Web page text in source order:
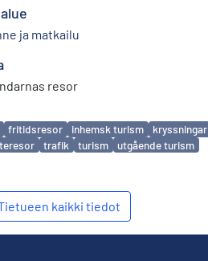
ja matkailu
resor
fritidsresor inhemsk turism kryssningar
trafik turism utgående turism
kaikki tiedot